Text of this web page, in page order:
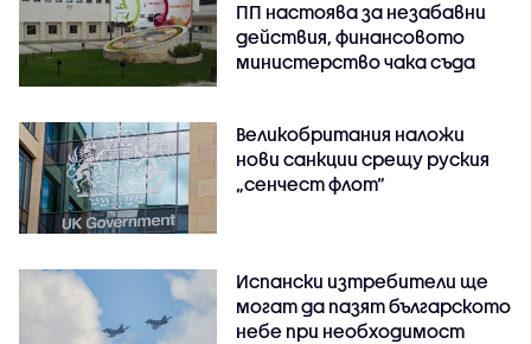
ПП настоява за незабавни
действия, финансовото
министерство чака съда
Великобритания наложи
нови санкции срещу руския
„сенчест флот“
Испански изтребители ще
могат да пазят българското
небе при необходимост